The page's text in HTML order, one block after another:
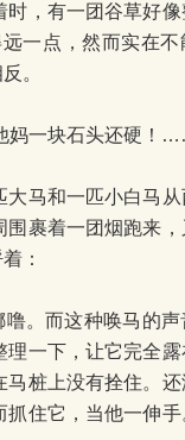
时，有一团谷草好
一点，然而实在不
。
妈一块石头还硬！
马和一匹小白马从
裹着一团烟跑来，
：
而这种唤马的声
理一下，让它完全
马桩上没有拴住。
抓住它，当他一伸